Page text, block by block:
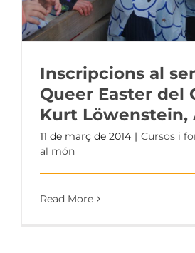
Inscripcions al
Queer Easter del
Kurt Löwenstein,
11 de març de 2014 | Cursos i
al món
Read More